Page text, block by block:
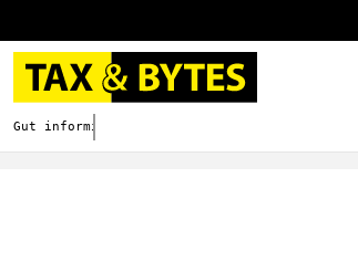
Gut informieren. Besser digitalisieren.